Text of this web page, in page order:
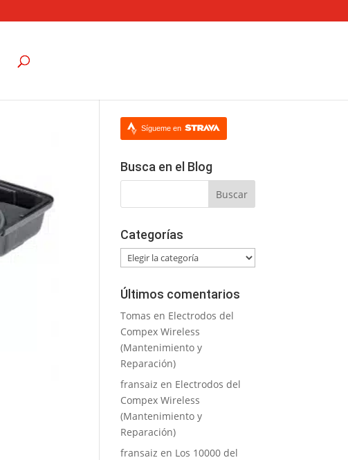
Sígueme en
Busca en el Blog
Categorías
Categorías
Últimos comentarios
Tomas en Electrodos del
Compex Wireless
(Mantenimiento y
Reparación)
fransaiz en Electrodos del
Compex Wireless
(Mantenimiento y
Reparación)
fransaiz en Los 10000 del